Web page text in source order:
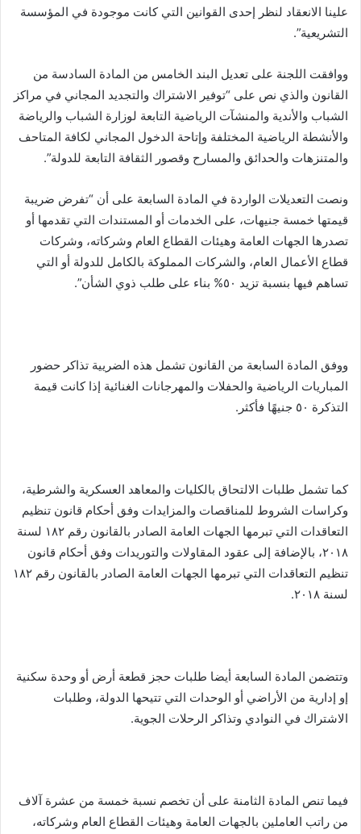
علينا الانعقاد لنظر إحدى القوانين التي كانت موجودة في المؤسسة
التشريعية”.
ووافقت اللجنة على تعديل البند الخامس من المادة السادسة من
القانون والذي نص على “‏توفير الاشتراك والتجديد المجاني في مراكز
الشباب والأندية والمنشآت الرياضية التابعة لوزارة الشباب والرياضة
والأنشطة الرياضية المختلفة وإتاحة الدخول المجاني لكافة المتاحف
والمتنزهات والحدائق والمسارح وقصور الثقافة التابعة للدولة”.
ونصت التعديلات الواردة في المادة السابعة على أن “تفرض ضريبة
قيمتها خمسة جنيهات، على الخدمات أو المستندات التي تقدمها أو
تصدرها الجهات العامة وهيئات القطاع العام وشركاته، وشركات
قطاع الأعمال العام، والشركات المملوكة بالكامل للدولة أو التي
تساهم فيها بنسبة تزيد ٥٠% بناء على طلب ذوي الشأن”.
ووفق المادة السابعة من القانون تشمل هذه الضريية تذاكر حضور
المباريات الرياضية والحفلات والمهرجانات الغنائية إذا كانت قيمة
التذكرة ٥٠ جنيهًا فأكثر.
كما تشمل طلبات الالتحاق بالكليات والمعاهد العسكرية والشرطية،
وكراسات الشروط للمناقصات والمزايدات وفق أحكام قانون تنظيم
التعاقدات التي تبرمها الجهات العامة الصادر بالقانون رقم ١٨٢ لسنة
٢٠١٨، بالإضافة إلى عقود المقاولات والتوريدات وفق أحكام قانون
تنظيم التعاقدات التي تبرمها الجهات العامة الصادر بالقانون رقم ١٨٢
لسنة ٢٠١٨.
وتتضمن المادة السابعة أيضا طلبات حجز قطعة أرض أو وحدة سكنية
إو إدارية من الأراضي أو الوحدات التي تتيحها الدولة، وطلبات
الاشتراك في النوادي وتذاكر الرحلات الجوية.
فيما تنص المادة الثامنة على أن تخصم نسبة خمسة من عشرة آلاف
من راتب العاملين بالجهات العامة وهيئات القطاع العام وشركاته،